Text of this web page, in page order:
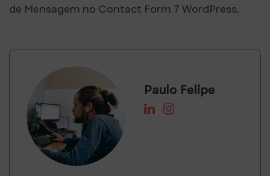
de Mensagem no Contact Form 7 WordPress.
Paulo Felipe